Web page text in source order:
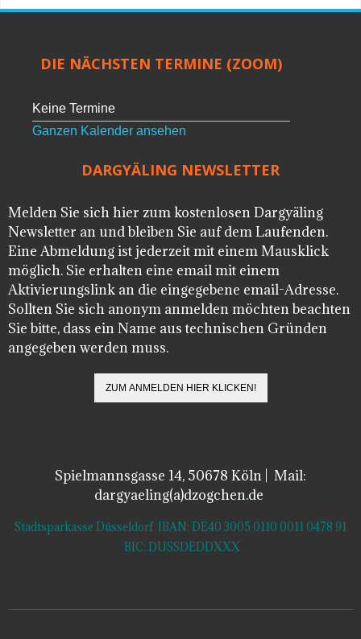
DIE NÄCHSTEN TERMINE (ZOOM)
Keine Termine
Ganzen Kalender ansehen
DARGYÄLING NEWSLETTER
Melden Sie sich hier zum kostenlosen Dargyäling
Newsletter an und bleiben Sie auf dem Laufenden.
Eine Abmeldung ist jederzeit mit einem Mausklick
möglich. Sie erhalten eine email mit einem
Aktivierungslink an die eingegebene email-Adresse.
Sollten Sie sich anonym anmelden möchten beachten
Sie bitte, dass ein Name aus technischen Gründen
angegeben werden muss.
Spielmannsgasse 14, 50678 Köln | Mail:
dargyaeling(a)dzogchen.de
Stadtsparkasse Düsseldorf IBAN: DE40 3005 0110 0011 0478 91
BIC: DUSSDEDDXXX